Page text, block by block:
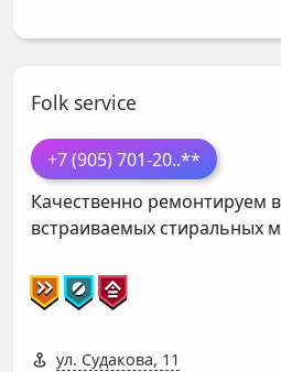
Folk service
+7 (905) 701-20..**
Качественно ремонтируем
встраиваемых стиральных
ул. Судакова, 11